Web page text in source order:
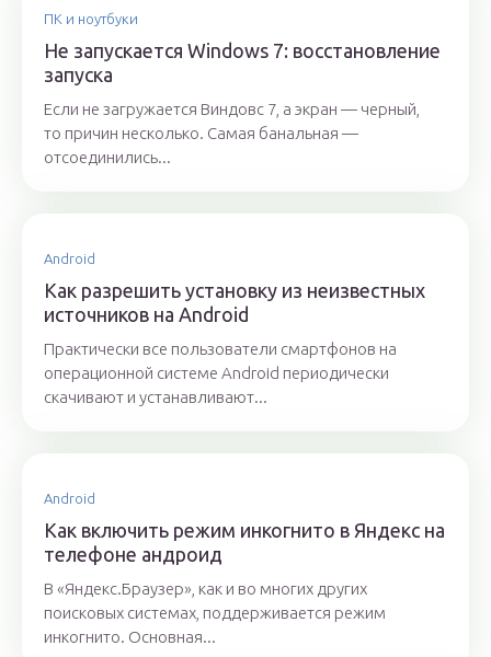
ПК и ноутбуки
Не запускается Windows 7: восстановление
запуска
Если не загружается Виндовс 7, а экран — черный,
то причин несколько. Самая банальная —
отсоединились...
Android
Как разрешить установку из неизвестных
источников на Android
Практически все пользователи смартфонов на
операционной системе Android периодически
скачивают и устанавливают...
Android
Как включить режим инкогнито в Яндекс на
телефоне андроид
В «Яндекс.Браузер», как и во многих других
поисковых системах, поддерживается режим
инкогнито. Основная...